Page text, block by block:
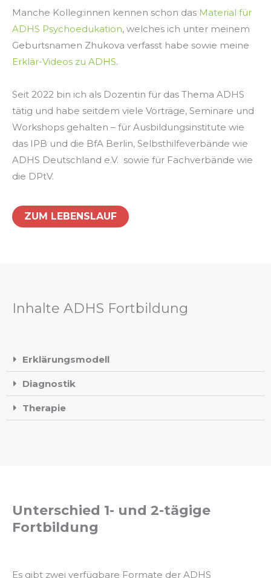
Manche Kolleg:innen kennen schon das Material für
ADHS Psychoedukation, welches ich unter meinem
Geburtsnamen Zhukova verfasst habe sowie meine
Erklär-Videos zu ADHS.
Seit 2022 bin ich als Dozentin für das Thema ADHS
tätig und habe seitdem viele Vorträge, Seminare und
Workshops gehalten – für Ausbildungsinstitute wie
das IPB und die BfA Berlin, Selbsthilfeverbände wie
ADHS Deutschland e.V. sowie für Fachverbände wie
die DPtV.
ZUM LEBENSLAUF
Inhalte ADHS Fortbildung
Erklärungsmodell
Diagnostik
Therapie
Unterschied 1- und 2-tägige
Fortbildung
Es gibt zwei verfügbare Formate der ADHS